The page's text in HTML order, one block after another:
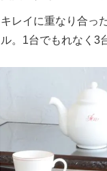
キレイに重なり合っ
ル。1台でもれなく3